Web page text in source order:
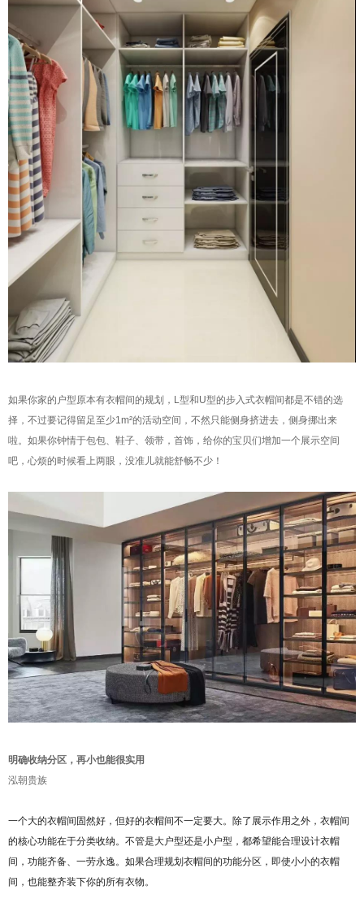
如果你家的户型原本有衣帽间的规划，L型和U型的步入式衣帽间都是不错的选
择，不过要记得留足至少1m²的活动空间，不然只能侧身挤进去，侧身挪出来
啦。如果你钟情于包包、鞋子、领带，首饰，给你的宝贝们增加一个展示空间
吧，心烦的时候看上两眼，没准儿就能舒畅不少！
明确收纳分区，再小也能很实用
泓朝贵族
一个大的衣帽间固然好，但好的衣帽间不一定要大。除了展示作用之外，衣帽间
的核心功能在于分类收纳。不管是大户型还是小户型，都希望能合理设计衣帽
间，功能齐备、一劳永逸。如果合理规划衣帽间的功能分区，即使小小的衣帽
间，也能整齐装下你的所有衣物。